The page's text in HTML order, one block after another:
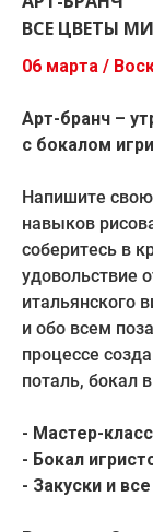
ВСЕ ЦВЕТЫ
06 марта /
Арт-бранч –
с бокалом
Напишите
навыков
соберитесь в
удовольствие
итальянского
и обо всем
процессе
поталь, бокал
- Мастер-
- Бокал
- Закуски и